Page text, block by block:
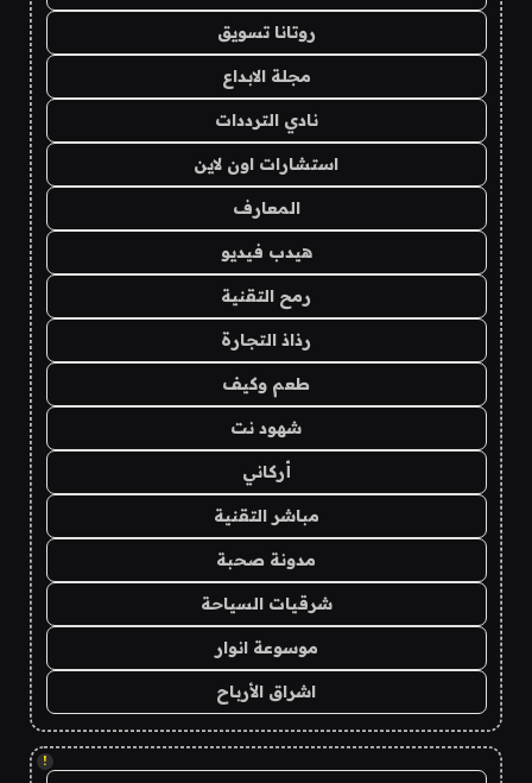
روتانا تسويق
مجلة الابداع
نادي الترددات
استشارات اون لاين
المعارف
هيدب فيديو
رمح التقنية
رذاذ التجارة
طعم وكيف
شهود نت
أركاني
مباشر التقنية
مدونة صحبة
شرقيات السياحة
موسوعة انوار
اشراق الأرباح
!